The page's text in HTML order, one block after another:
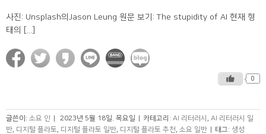
사진: Unsplash의Jason Leung 원문 보기: The stupidity of AI 현재 형
태의 [...]
0
글쓴이: 소요 인 | 2023년 5월 18일. 목요일 | 카테고리: AI 리터러시 , AI 리터러시 일
반, 디지털 플라토, 디지털 플라토 일반, 디지털 플라토 추천, 소요 일반 | 태그: 생성